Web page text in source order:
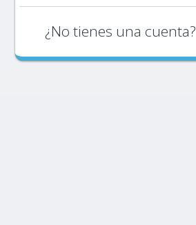
¿No tienes una cuenta?